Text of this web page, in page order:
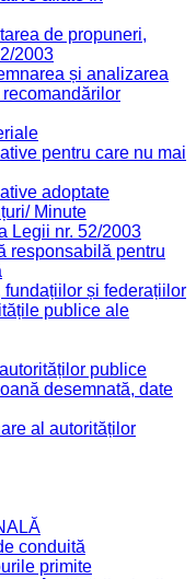
de propuneri,
2003
și analizarea
pentru care nu mai
adoptate
Minute
Legii nr. 52/2003
responsabilă pentru
și federațiilor
publice ale
publice
desemnată, date
al autorităților
conduită
primite